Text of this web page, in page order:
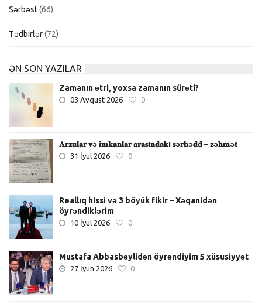
Sərbəst(66)
Tədbirlər(72)
ƏN SON YAZILAR
Zamanın ətri, yoxsa zamanın sürəti?
03 Avqust 2026 0
𝐀𝐫𝐳𝐮𝐥𝐚𝐫 𝐯ə 𝐢𝐦𝐤𝐚𝐧𝐥𝐚𝐫 𝐚𝐫𝐚𝐬ı𝐧𝐝𝐚𝐤ı 𝐬ə𝐫𝐡ə𝐝𝐝 – 𝐳ə𝐡𝐦ə𝐭
31 İyul 2026 0
Reallıq hissi və 3 böyük fikir – Xəqanidən
öyrəndiklərim
10 İyul 2026 0
Mustafa Abbasbəylidən öyrəndiyim 5 xüsusiyyət
27 İyun 2026 0